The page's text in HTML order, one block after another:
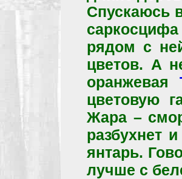
Спускаюсь
рядом с
цветов. А
оранжевая
цветовую
Жара –
разбухнет
янтарь.
лучше с